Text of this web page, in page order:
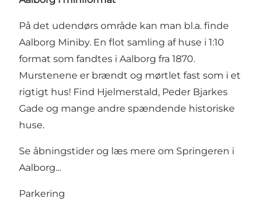
På det udendørs område kan man bl.a. finde
Aalborg Miniby. En flot samling af huse i 1:10
format som fandtes i Aalborg fra 1870.
Murstenene er brændt og mørtlet fast som i et
rigtigt hus! Find Hjelmerstald, Peder Bjarkes
Gade og mange andre spændende historiske
huse.
Se åbningstider og læs mere om Springeren i
Aalborg...
Parkering